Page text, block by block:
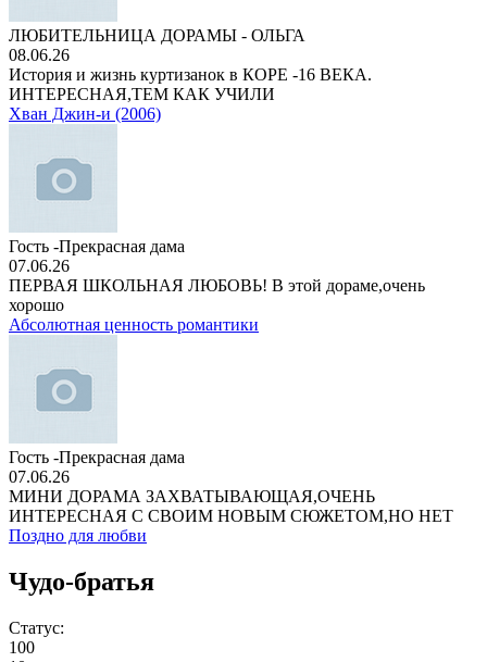
ЛЮБИТЕЛЬНИЦА ДОРАМЫ - ОЛЬГА
08.06.26
История и жизнь куртизанок в КОРЕ -16 ВЕКА.
ИНТЕРЕСНАЯ,ТЕМ КАК УЧИЛИ
Хван Джин-и (2006)
Гость -Прекрасная дама
07.06.26
ПЕРВАЯ ШКОЛЬНАЯ ЛЮБОВЬ! В этой дораме,очень
хорошо
Абсолютная ценность романтики
Гость -Прекрасная дама
07.06.26
МИНИ ДОРАМА ЗАХВАТЫВАЮЩАЯ,ОЧЕНЬ
ИНТЕРЕСНАЯ С СВОИМ НОВЫМ СЮЖЕТОМ,НО НЕТ
Поздно для любви
Чудо-братья
Статус:
100